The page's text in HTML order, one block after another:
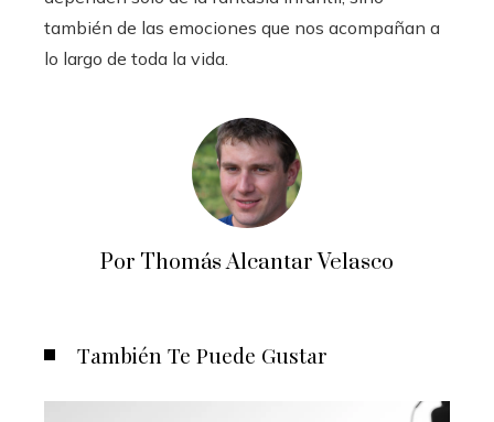
también de las emociones que nos acompañan a
lo largo de toda la vida.
Por Thomás Alcantar Velasco
También Te Puede Gustar